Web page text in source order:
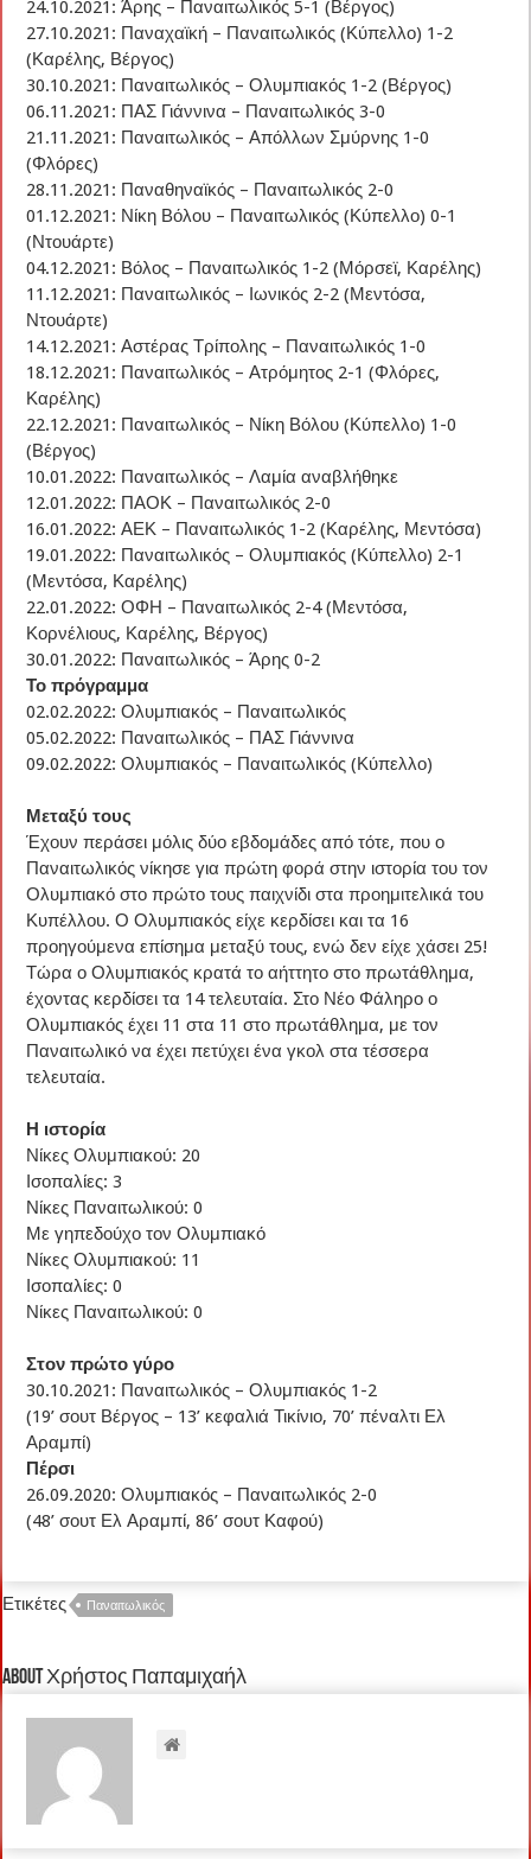
24.10.2021: Άρης – Παναιτωλικός 5-1 (Βέργος)
27.10.2021: Παναχαϊκή – Παναιτωλικός (Κύπελλο) 1-2
(Καρέλης, Βέργος)
30.10.2021: Παναιτωλικός – Ολυμπιακός 1-2 (Βέργος)
06.11.2021: ΠΑΣ Γιάννινα – Παναιτωλικός 3-0
21.11.2021: Παναιτωλικός – Απόλλων Σμύρνης 1-0
(Φλόρες)
28.11.2021: Παναθηναϊκός – Παναιτωλικός 2-0
01.12.2021: Νίκη Βόλου – Παναιτωλικός (Κύπελλο) 0-1
(Ντουάρτε)
04.12.2021: Βόλος – Παναιτωλικός 1-2 (Μόρσεϊ, Καρέλης)
11.12.2021: Παναιτωλικός – Ιωνικός 2-2 (Μεντόσα,
Ντουάρτε)
14.12.2021: Αστέρας Τρίπολης – Παναιτωλικός 1-0
18.12.2021: Παναιτωλικός – Ατρόμητος 2-1 (Φλόρες,
Καρέλης)
22.12.2021: Παναιτωλικός – Νίκη Βόλου (Κύπελλο) 1-0
(Βέργος)
10.01.2022: Παναιτωλικός – Λαμία αναβλήθηκε
12.01.2022: ΠΑΟΚ – Παναιτωλικός 2-0
16.01.2022: ΑΕΚ – Παναιτωλικός 1-2 (Καρέλης, Μεντόσα)
19.01.2022: Παναιτωλικός – Ολυμπιακός (Κύπελλο) 2-1
(Μεντόσα, Καρέλης)
22.01.2022: ΟΦΗ – Παναιτωλικός 2-4 (Μεντόσα,
Κορνέλιους, Καρέλης, Βέργος)
30.01.2022: Παναιτωλικός – Άρης 0-2
Το πρόγραμμα
02.02.2022: Ολυμπιακός – Παναιτωλικός
05.02.2022: Παναιτωλικός – ΠΑΣ Γιάννινα
09.02.2022: Ολυμπιακός – Παναιτωλικός (Κύπελλο)
Μεταξύ τους
Έχουν περάσει μόλις δύο εβδομάδες από τότε, που ο
Παναιτωλικός νίκησε για πρώτη φορά στην ιστορία του τον
Ολυμπιακό στο πρώτο τους παιχνίδι στα προημιτελικά του
Κυπέλλου. Ο Ολυμπιακός είχε κερδίσει και τα 16
προηγούμενα επίσημα μεταξύ τους, ενώ δεν είχε χάσει 25!
Τώρα ο Ολυμπιακός κρατά το αήττητο στο πρωτάθλημα,
έχοντας κερδίσει τα 14 τελευταία. Στο Νέο Φάληρο ο
Ολυμπιακός έχει 11 στα 11 στο πρωτάθλημα, με τον
Παναιτωλικό να έχει πετύχει ένα γκολ στα τέσσερα
τελευταία.
Η ιστορία
Νίκες Ολυμπιακού: 20
Ισοπαλίες: 3
Νίκες Παναιτωλικού: 0
Με γηπεδούχο τον Ολυμπιακό
Νίκες Ολυμπιακού: 11
Ισοπαλίες: 0
Νίκες Παναιτωλικού: 0
Στον πρώτο γύρο
30.10.2021: Παναιτωλικός – Ολυμπιακός 1-2
(19’ σουτ Βέργος – 13’ κεφαλιά Τικίνιο, 70’ πέναλτι Ελ
Αραμπί)
Πέρσι
26.09.2020: Ολυμπιακός – Παναιτωλικός 2-0
(48’ σουτ Ελ Αραμπί, 86’ σουτ Καφού)
Ετικέτες Παναιτωλικός
About Χρήστος Παπαμιχαήλ